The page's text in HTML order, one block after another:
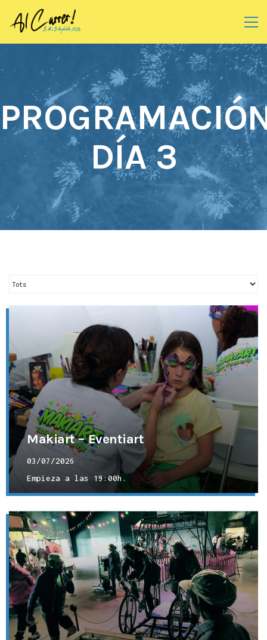
DÍA 3
Makiart – Eventiart
03/07/2026
Empieza a las 19:00h.